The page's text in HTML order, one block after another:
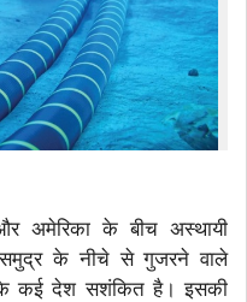
अमेरिका के बीच अस्थायी
समुद्र के नीचे से गुजरने वाले
कई देश सशंकित है। इसकी